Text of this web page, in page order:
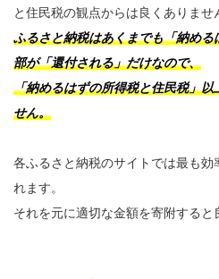
と住民税の観点からは良くありませ
ふるさと納税はあくまでも「納め
部が「還付される」だけなので、
「納めるはずの所得税と住民税」
せん。
各ふるさと納税のサイトでは最も効
れます。
それを元に適切な金額を寄附すると